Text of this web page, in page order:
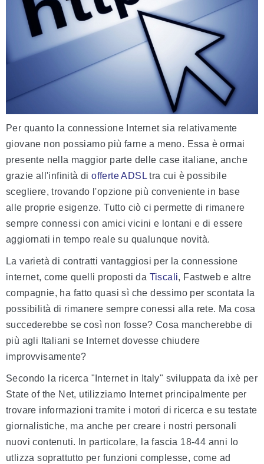
Per quanto la connessione Internet sia relativamente
giovane non possiamo più farne a meno. Essa è ormai
presente nella maggior parte delle case italiane, anche
grazie all'infinità diofferte ADSL tra cui è possibile
scegliere, trovando l'opzione più conveniente in base
alle proprie esigenze. Tutto ciò ci permette di rimanere
sempre connessi con amici vicini e lontani e di essere
aggiornati in tempo reale su qualunque novità.
La varietà di contratti vantaggiosi per la connessione
internet, come quelli proposti da Tiscali, Fastweb e altre
compagnie, ha fatto quasi sì che dessimo per scontata la
possibilità di rimanere sempre conessi alla rete. Ma cosa
succederebbe se così non fosse? Cosa mancherebbe di
più agli Italiani se Internet dovesse chiudere
improvvisamente?
Secondo la ricerca "Internet in Italy" sviluppata da ixè per
State of the Net, utilizziamo Internet principalmente per
trovare informazioni tramite i motori di ricerca e su testate
giornalistiche, ma anche per creare i nostri personali
nuovi contenuti. In particolare, la fascia 18-44 anni lo
utlizza soprattutto per funzioni complesse, come ad